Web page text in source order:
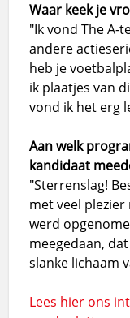
Waar keek je
"Ik vond The A-
andere
heb je
ik plaatjes van
vond ik het erg
Aan welk
kandidaat
"Sterrenslag!
met veel
werd
meegedaan,
slanke lichaam
Lees hier ons